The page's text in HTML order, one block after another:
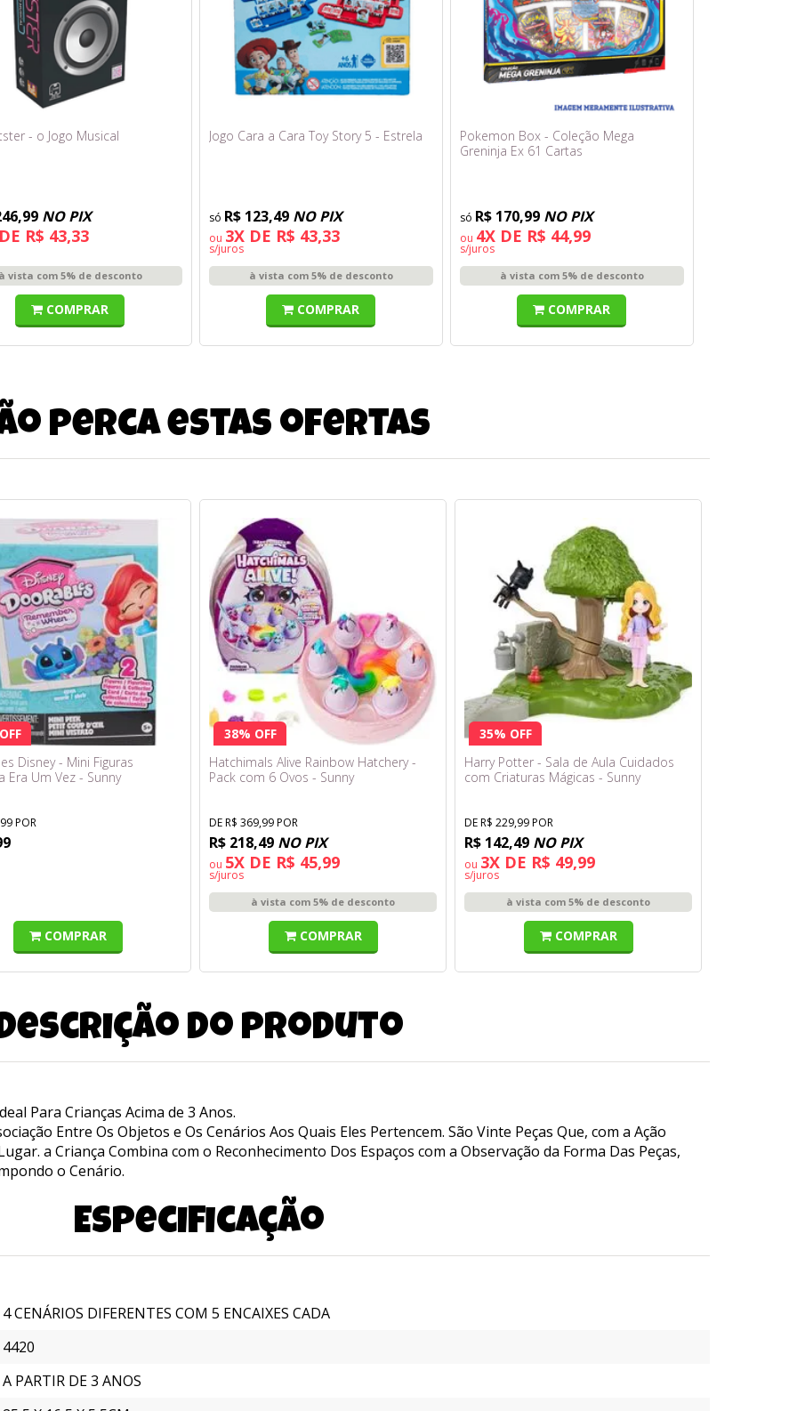
- o Jogo Musical
NO PIX
R$ 43,33
vista com 5% de desconto
COMPRAR
Jogo Cara a Cara Toy Story 5 - Estrela
R$ 123,49 NO PIX
ou 3X DE R$ 43,33
s/juros
à vista com 5% de desconto
COMPRAR
Pokemon Box - Coleção Mega
Greninja Ex 61 Cartas
R$ 170,99 NO PIX
ou 4X DE R$ 44,99
s/juros
à vista com 5% de desconto
COMPRAR
perca estas ofertas
Disney - Mini Figuras
Era Um Vez - Sunny
POR
COMPRAR
38% OFF
Hatchimals Alive Rainbow Hatchery -
Pack com 6 Ovos - Sunny
DE R$ 369,99 POR
R$ 218,49 NO PIX
ou 5X DE R$ 45,99
s/juros
à vista com 5% de desconto
COMPRAR
35% OFF
Harry Potter - Sala de Aula Cuidados
com Criaturas Mágicas - Sunny
DE R$ 229,99 POR
R$ 142,49 NO PIX
ou 3X DE R$ 49,99
s/juros
à vista com 5% de desconto
COMPRAR
do produto
Para Crianças Acima de 3 Anos.
Entre Os Objetos e Os Cenários Aos Quais Eles Pertencem. São Vinte Peças Que, com a Ação
a Criança Combina com o Reconhecimento Dos Espaços com a Observação da Forma Das Peças,
o Cenário.
Especificação
4 CENÁRIOS DIFERENTES COM 5 ENCAIXES CADA
4420
A PARTIR DE 3 ANOS